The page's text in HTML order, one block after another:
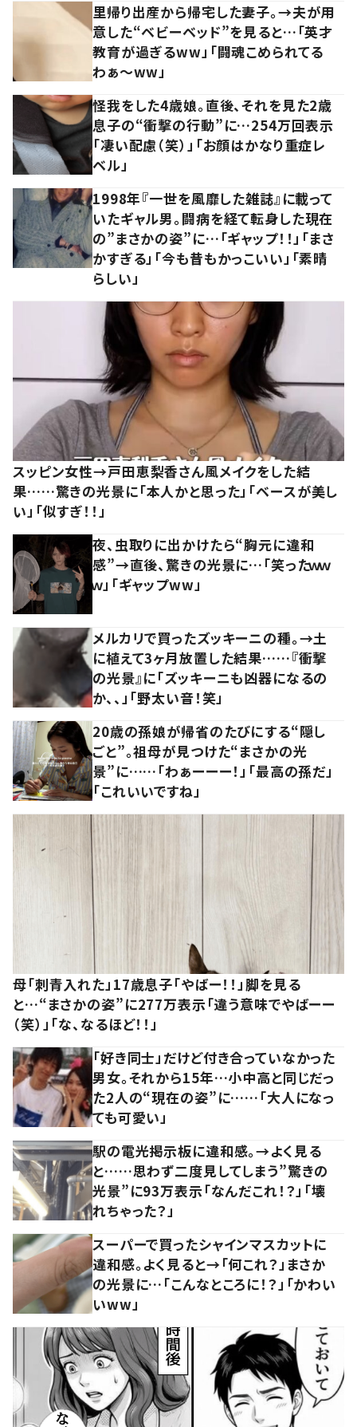
里帰り出産から帰宅した妻子。→夫が用
意した“ベビーベッド”を見ると…「英才
教育が過ぎるww」「闘魂こめられてる
わぁ～ww」
怪我をした4歳娘。直後、それを見た2歳
息子の“衝撃の行動”に…254万回表示
「凄い配慮（笑）」「お顔はかなり重症レ
ベル」
1998年『一世を風靡した雑誌』に載って
いたギャル男。闘病を経て転身した現在
の”まさかの姿”に…「ギャップ！！」「まさ
かすぎる」「今も昔もかっこいい」「素晴
らしい」
スッピン女性→戸田恵梨香さん風メイクをした結
果……驚きの光景に「本人かと思った」「ベースが美し
い」「似すぎ！！」
夜、虫取りに出かけたら“胸元に違和
感”→直後、驚きの光景に…「笑ったｗｗ
ｗ」「ギャップww」
メルカリで買ったズッキーニの種。→土
に植えて3ヶ月放置した結果……『衝撃
の光景』に「ズッキーニも凶器になるの
か、、」「野太い音！笑」
20歳の孫娘が帰省のたびにする“隠し
ごと”。祖母が見つけた“まさかの光
景”に……「わぁーーー！」「最高の孫だ」
「これいいですね」
母「刺青入れた」17歳息子「やばー！！」脚を見る
と…“まさかの姿”に277万表示「違う意味でやばーー
（笑）」「な、なるほど！！」
「好き同士」だけど付き合っていなかった
男女。それから15年…小中高と同じだっ
た2人の“現在の姿”に……「大人になっ
ても可愛い」
駅の電光掲示板に違和感。→よく見る
と……思わず二度見してしまう”驚きの
光景”に93万表示「なんだこれ！？」「壊
れちゃった？」
スーパーで買ったシャインマスカットに
違和感。よく見ると→「何これ？」まさか
の光景に…「こんなところに！？」「かわい
いww」